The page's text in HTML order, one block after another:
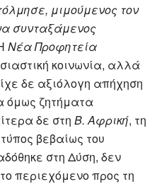
μιμούμενος τον
συνταξάμενος
Νέα Προφητεία
κοινωνία, αλλά
δε αξιόλογη απήχηση
όμως ζητήματα
δε στη Β. Αφρική, τη
βεβαίως του
στη Δύση, δεν
περιεχόμενο προς τη